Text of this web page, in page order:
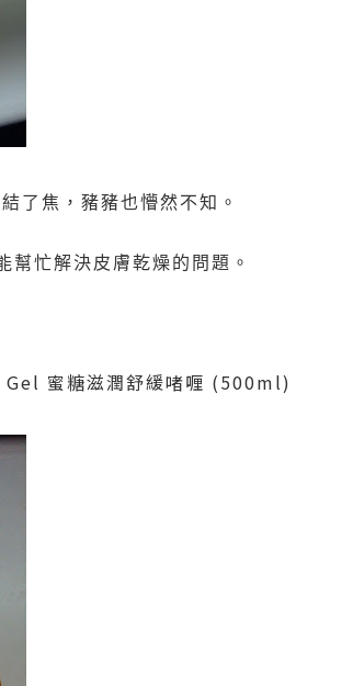
了焦，豬豬也懵然不知。
幫忙解決皮膚乾燥的問題。
蜜糖滋潤舒緩啫喱 (500ml)